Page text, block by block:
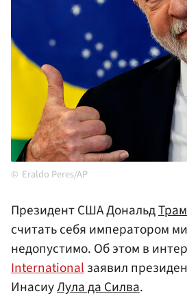
Eraldo Peres/AP
Президент США Дональд
считать себя императором
недопустимо. Об этом в
Internationalзаявил
ИнасиуЛула да Силва.